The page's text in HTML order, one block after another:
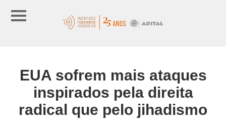
EUA sofrem mais ataques
inspirados pela direita
radical que pelo jihadismo